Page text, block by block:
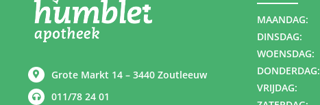
Grote Markt 14 – 3440 Zoutleeuw
011/78 24 01
MAANDAG:
DINSDAG:
WOENSDAG:
DONDERDAG:
VRIJDAG: